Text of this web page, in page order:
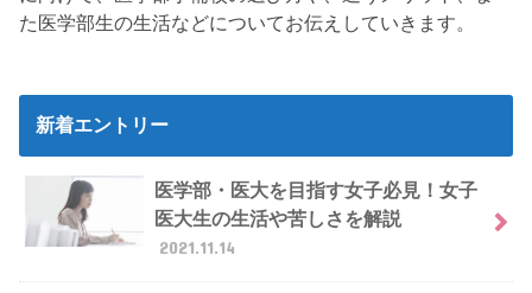
た医学部生の生活などについてお伝えしていきます。
新着エントリー
医学部・医大を目指す女子必見！女子
医大生の生活や苦しさを解説
2021.11.14